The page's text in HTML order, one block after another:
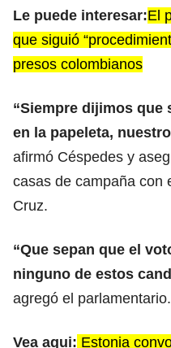
Le puede interesar:El
que siguió
presos colombianos
“Siempre dijimos que
en la papeleta,
afirmó Céspedes y
casas de campaña con
Cruz.
“Que sepan que el
ninguno de estos
agregó el parlamentario.
Vea aqui: Estonia